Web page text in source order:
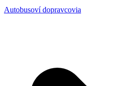
Autobusoví dopravcovia